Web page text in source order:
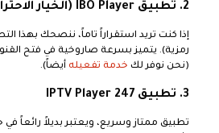
2. تطبيق IBO Player (الخيار الاحترافي)
إذا كنت تريد استقراراً تاماً، ننصحك بهذا
رمزية). يتميز بسرعة صاروخية في فتح
(نحن نوفر لك خدمة تفعيله أيضاً).
3. تطبيق 247 IPTV Player
تطبيق ممتاز وسريع، ويعتبر بديلاً رائعاً